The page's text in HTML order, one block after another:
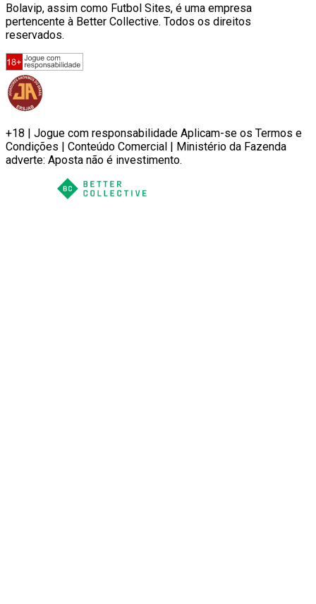
Bolavip, assim como Futbol Sites, é uma empresa
pertencente à Better Collective. Todos os direitos
reservados.
+18 | Jogue com responsabilidade Aplicam-se os Termos e
Condições | Conteúdo Comercial | Ministério da Fazenda
adverte: Aposta não é investimento.